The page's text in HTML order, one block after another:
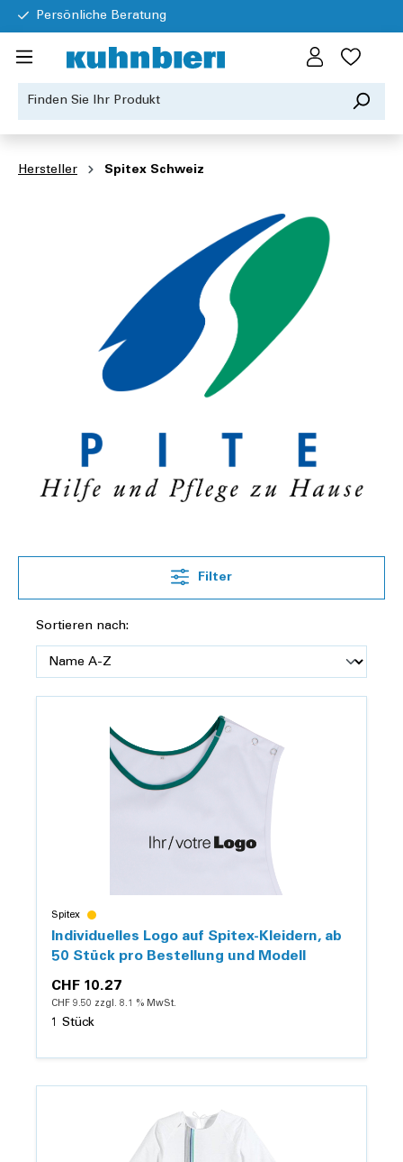
Persönliche Beratung
Hersteller Spitex Schweiz
Filter
Sortieren nach:
Spitex
Individuelles Logo auf Spitex-Kleidern, ab
50 Stück pro Bestellung und Modell
CHF 10.27
CHF 9.50 zzgl. 8.1 % MwSt.
1 Stück
Details